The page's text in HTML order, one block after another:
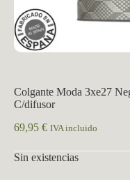
Colgante Moda 3xe27
C/difusor
69,95 € IVA incluido
Sin existencias